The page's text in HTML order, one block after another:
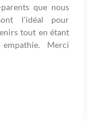
que nous
l'idéal pour
tout en étant
Merci